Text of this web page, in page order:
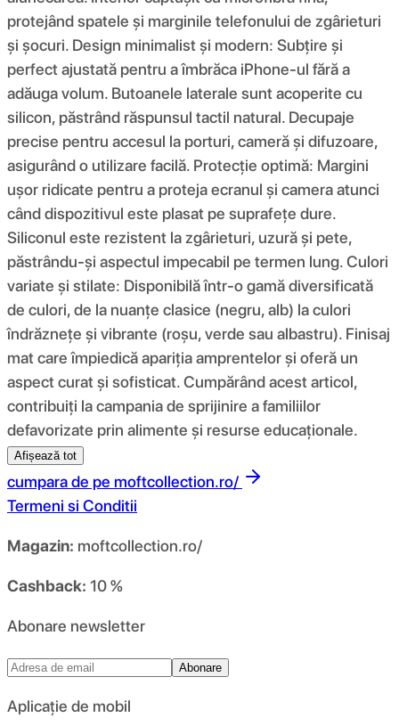
protejând spatele și marginile telefonului de zgârieturi
și șocuri. Design minimalist și modern: Subțire și
perfect ajustată pentru a îmbrăca iPhone-ul fără a
adăuga volum. Butoanele laterale sunt acoperite cu
silicon, păstrând răspunsul tactil natural. Decupaje
precise pentru accesul la porturi, cameră și difuzoare,
asigurând o utilizare facilă. Protecție optimă: Margini
ușor ridicate pentru a proteja ecranul și camera atunci
când dispozitivul este plasat pe suprafețe dure.
Siliconul este rezistent la zgârieturi, uzură și pete,
păstrându-și aspectul impecabil pe termen lung. Culori
variate și stilate: Disponibilă într-o gamă diversificată
de culori, de la nuanțe clasice (negru, alb) la culori
îndrăznețe și vibrante (roșu, verde sau albastru). Finisaj
mat care împiedică apariția amprentelor și oferă un
aspect curat și sofisticat. Cumpărând acest articol,
contribuiți la campania de sprijinire a familiilor
defavorizate prin alimente și resurse educaționale.
Afișează tot
cumpara de pe moftcollection.ro/
Termeni si Conditii
Magazin: moftcollection.ro/
Cashback: 10 %
Abonare newsletter
Abonare
Aplicație de mobil